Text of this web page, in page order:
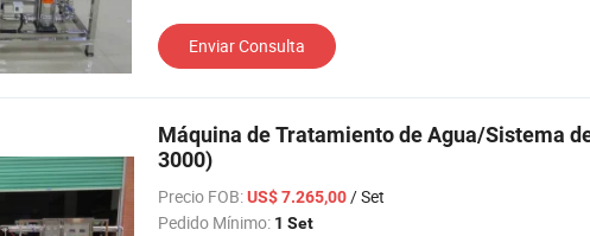
Enviar Consulta
Máquina de Tratamiento de Agua/Sistema
3000)
Precio FOB:US$ 7.265,00 / Set
Pedido Mínimo: 1 Set